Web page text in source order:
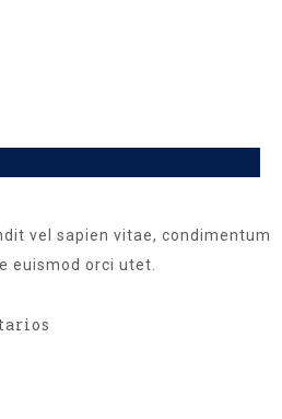
vel sapien vitae, condimentum
euismod orci utet.